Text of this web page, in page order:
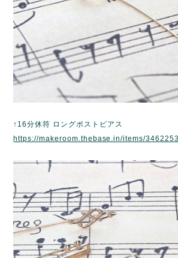
↑16分休符 ロングポストピアス
https://makeroom.thebase.in/items/